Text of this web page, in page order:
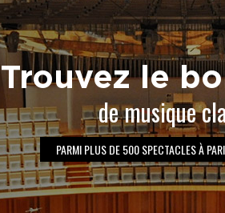
Trouvez le
de musique
PARMI PLUS DE 500 SPECTACLES À